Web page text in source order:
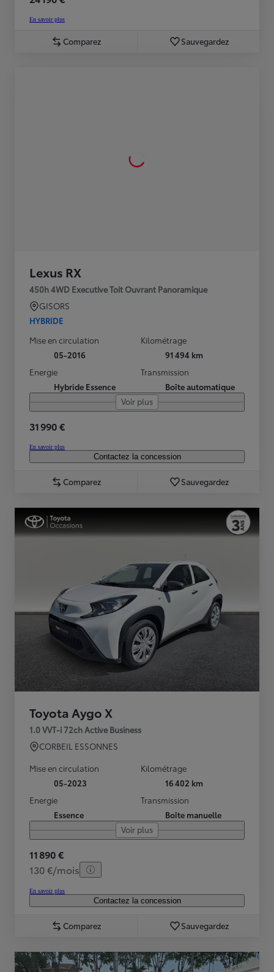
En savoir plus
Comparez Sauvegardez
Lexus RX
450h 4WD Executive Toit Ouvrant Panoramique
GISORS
HYBRIDE
Mise en circulation
05-2016
Kilométrage
91 494 km
Energie
Hybride Essence
Transmission
Boîte automatique
Voir plus
31 990 €
En savoir plus
Contactez la concession
Comparez Sauvegardez
Toyota Aygo X
1.0 VVT-i 72ch Active Business
CORBEIL ESSONNES
Mise en circulation
05-2023
Kilométrage
16 402 km
Energie
Essence
Transmission
Boîte manuelle
Voir plus
11 890 €
130 €/mois
En savoir plus
Contactez la concession
Comparez Sauvegardez